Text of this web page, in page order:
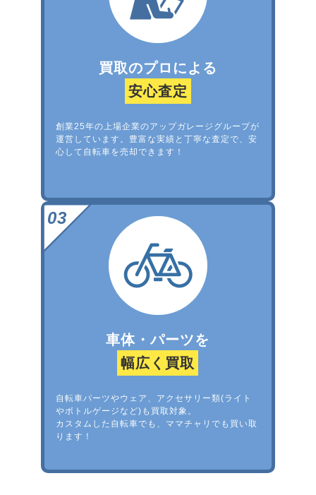
買取のプロによる
安心査定
創業25年の上場企業のアップガレージグループが
運営しています。豊富な実績と丁寧な査定で、安
心して自転車を売却できます！
車体・パーツを
幅広く買取
自転車パーツやウェア、アクセサリー類(ライト
やボトルゲージなど)も買取対象。
カスタムした自転車でも、ママチャリでも買い取
ります！